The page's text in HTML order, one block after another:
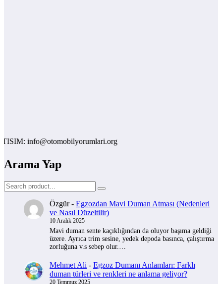
info@otomobilyorumlari.org
Arama Yap
Özgür- Egzozdan Mavi Duman Atması (Nedenleri
ve Nasıl Düzeltilir)
10 Aralık 2025
Mavi duman sente kaçıklığından da oluyor başıma geldiği
üzere. Ayrıca trim sesine, yedek depoda basınca, çalıştırma
zorluğuna v.s sebep olur.…
Mehmet Ali - Egzoz Dumanı Anlamları: Farklı
duman türleri ve renkleri ne anlama geliyor?
20 Temmuz 2025